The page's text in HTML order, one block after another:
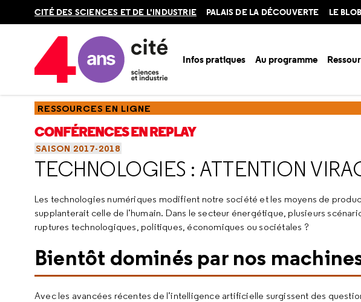
CITÉ DES SCIENCES ET DE L'INDUSTRIE PALAIS DE LA DÉCOUVERTE LE BLOB
Infos pratiques Au programme
Accueil Ressources
RESSOURCES EN LIGNE
CONFÉRENCES EN REPLAY
SAISON 2017-2018
TECHNOLOGIES : ATTENTION
Les technologies numériques modifient notre société et les moyens de
supplanterait celle de l’humain. Dans le secteur énergétique, plusieurs
ruptures technologiques, politiques, économiques ou sociétales ?
Bientôt dominés par nos
Avec les avancées récentes de l’intelligence artificielle surgissent des